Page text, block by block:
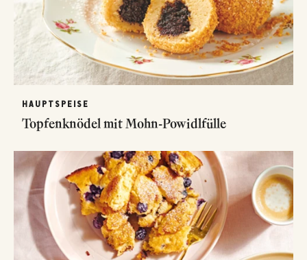
HAUPTSPEISE
Topfenknödel mit Mohn-Powidlfülle